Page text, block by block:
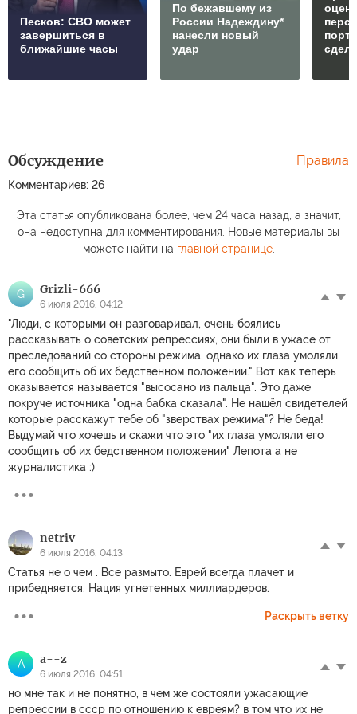
Песков: СВО может
завершиться в
ближайшие часы
По бежавшему из
России Надеждину*
нанесли новый
удар
Обсуждение
Комментариев: 26
Правила
Эта статья опубликована более, чем 24 часа назад, а значит,
она недоступна для комментирования. Новые материалы вы
можете найти на главной странице.
G Grizli-666
6 июля 2016, 04:12
"Люди, с которыми он разговаривал, очень боялись
рассказывать о советских репрессиях, они были в ужасе от
преследований со стороны режима, однако их глаза умоляли
его сообщить об их бедственном положении." Вот как теперь
оказывается называется "высосано из пальца". Это даже
покруче источника "одна бабка сказала". Не нашёл свидетелей
которые расскажут тебе об "зверствах режима"? Не беда!
Выдумай что хочешь и скажи что это "их глаза умоляли его
сообщить об их бедственном положении" Лепота а не
журналистика :)
netriv
6 июля 2016, 04:13
Статья не о чем . Все размыто. Еврей всегда плачет и
прибедняется. Нация угнетенных миллиардеров.
Раскрыть ветку
A a--z
6 июля 2016, 04:51
но мне так и не понятно, в чем же состояли ужасающие
репрессии в ссср по отношению к евреям? в том что их не